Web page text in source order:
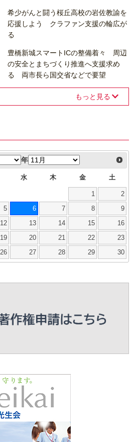
希少がんと闘う桜丘高校の岩佐教諭を
応援しよう クラファン支援の輪広が
る
豊橋新城スマートICの整備着々 周辺
の安全とまちづくり推進へ支援求め
る 両市長ら国交省などで要望
もっと見る
年
水 木 金 土
1 2
5 6 7 8 9
12 13 14 15 16
19 20 21 22 23
26 27 28 29 30